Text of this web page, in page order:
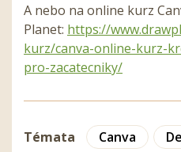
A nebo na online kurz
Planet: https://
kurz/canva-online-kurz-
pro-zacatecniky/
Témata Canva